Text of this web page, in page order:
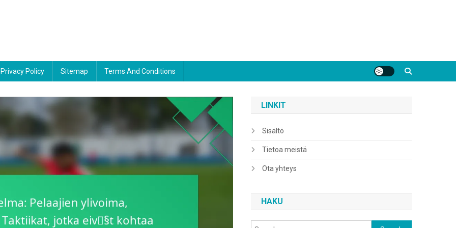
Privacy Policy Sitemap Terms And Conditions
LINKIT
Sisältö
Tietoa meistä
Ota yhteys
HAKU
Search